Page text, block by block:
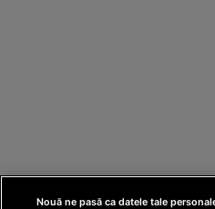
Nouă ne pasă ca datele tale